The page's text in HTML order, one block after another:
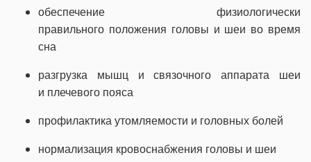
обеспечение физиологически
правильного положения головы и шеи во время
сна
разгрузка мышц и связочного аппарата шеи
и плечевого пояса
профилактика утомляемости и головных болей
нормализация кровоснабжения головы и шеи